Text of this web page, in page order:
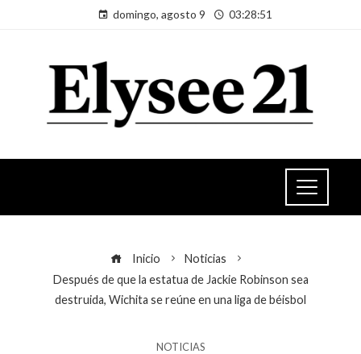
domingo, agosto 9 03:28:52
Inicio
Noticias
Después de que la estatua de Jackie Robinson sea
destruida, Wichita se reúne en una liga de béisbol
NOTICIAS